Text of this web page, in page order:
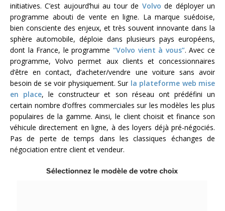
initiatives. C’est aujourd’hui au tour de Volvo de déployer un
programme abouti de vente en ligne. La marque suédoise,
bien consciente des enjeux, et très souvent innovante dans la
sphère automobile, déploie dans plusieurs pays européens,
dont la France, le programme “Volvo vient à vous”. Avec ce
programme, Volvo permet aux clients et concessionnaires
d’être en contact, d’acheter/vendre une voiture sans avoir
besoin de se voir physiquement. Sur la plateforme web mise
en place, le constructeur et son réseau ont prédéfini un
certain nombre d’offres commerciales sur les modèles les plus
populaires de la gamme. Ainsi, le client choisit et finance son
véhicule directement en ligne, à des loyers déjà pré-négociés.
Pas de perte de temps dans les classiques échanges de
négociation entre client et vendeur.